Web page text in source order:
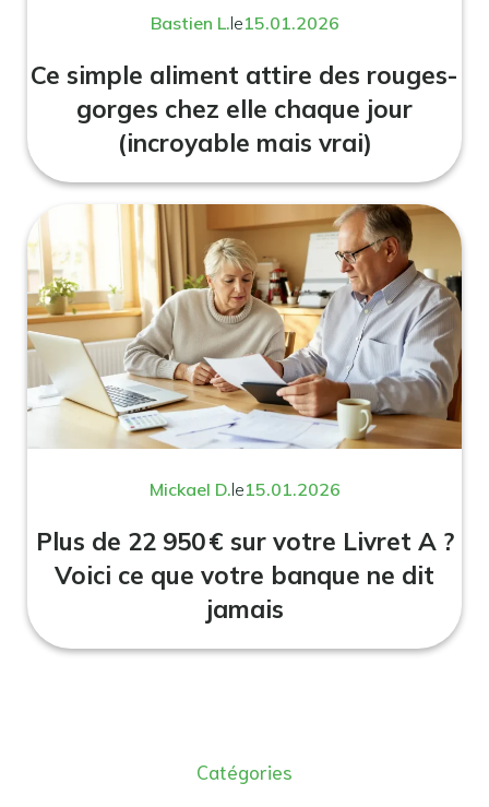
Bastien L.le15.01.2026
Ce simple aliment attire des rouges-
gorges chez elle chaque jour
(incroyable mais vrai)
Mickael D.le15.01.2026
Plus de 22 950 € sur votre Livret A ?
Voici ce que votre banque ne dit
jamais
Catégories